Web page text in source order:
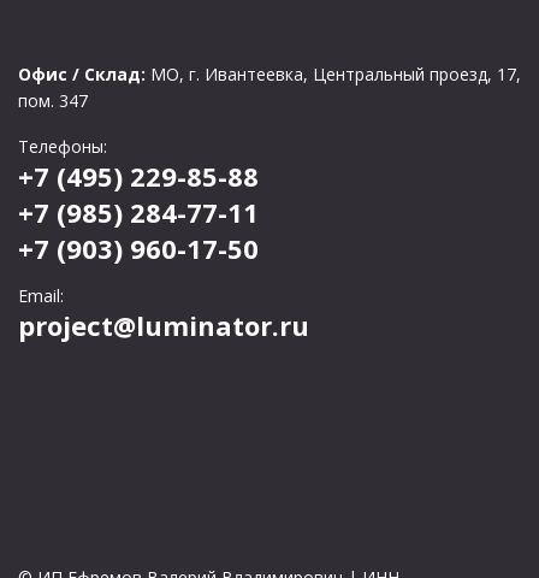
Офис / Склад: МО, г. Ивантеевка, Центральный проезд, 17,
пом. 347
Телефоны:
+7 (495) 229-85-88
+7 (985) 284-77-11
+7 (903) 960-17-50
Email:
project@luminator.ru